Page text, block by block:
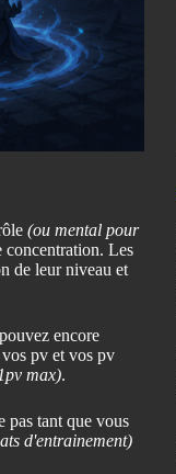
(ou mental pour
concentration. Les
de leur niveau et
encore
vos pv et vos pv
max).
pas tant que vous
d'entrainement)